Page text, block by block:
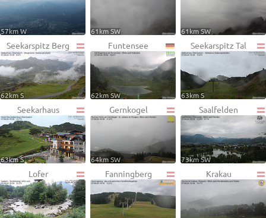
57km W 61km SW 61km SW
Seekarspitz Berg
62km S
Funtensee
62km SW
Seekarspitz Tal
63km S
Seekarhaus
63km S
Gernkogel
64km SW
Saalfelden
73km SW
Lofer Fanningberg Krakau